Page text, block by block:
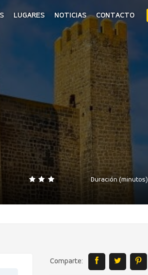
LUGARES NOTICIAS CONTACTO
Duración (minutos)
Comparte: